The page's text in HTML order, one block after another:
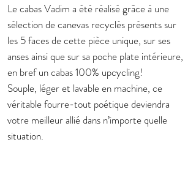
Le cabas Vadim a été réalisé grâce à une
sélection de canevas recyclés présents sur
les 5 faces de cette pièce unique, sur ses
anses ainsi que sur sa poche plate intérieure,
en bref un cabas 100% upcycling!
Souple, léger et lavable en machine, ce
véritable fourre-tout poétique deviendra
votre meilleur allié dans n’importe quelle
situation.